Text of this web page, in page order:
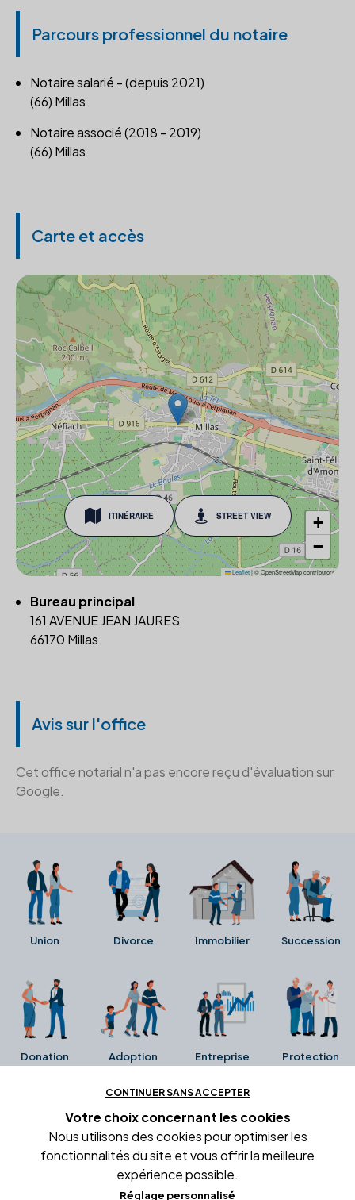
Parcours professionnel du notaire
Notaire salarié - (depuis 2021)
(66) Millas
Notaire associé (2018 - 2019)
(66) Millas
Carte et accès
ITINÉRAIRE STREET VIEW
+
−
Leaflet|© OpenStreetMap contributors
Bureau principal
161 AVENUE JEAN JAURES
66170 Millas
Avis sur l'office
Cet office notarial n'a pas encore reçu d'évaluation sur
Google.
Union Divorce Immobilier Succession
Donation Adoption Entreprise Protection
Ces avis proviennent directement de la fiche Google
Business de l'office notarial. Ils n'ont ni été collectés ni
été vérifiés par Alexia.fr.
CONTINUER SANS ACCEPTER
Votre choix concernant les cookies
Nous utilisons des cookies pour optimiser les
fonctionnalités du site et vous offrir la meilleure
expérience possible.
Réglage personnalisé